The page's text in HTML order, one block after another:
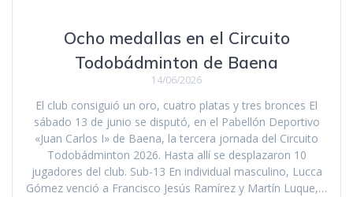
Ocho medallas en el Circuito
Todobádminton de Baena
14/06/2026
El club consiguió un oro, cuatro platas y tres bronces El
sábado 13 de junio se disputó, en el Pabellón Deportivo
«Juan Carlos I» de Baena, la tercera jornada del Circuito
Todobádminton 2026. Hasta allí se desplazaron 10
jugadores del club. Sub-13 En individual masculino, Lucca
Gómez venció a Francisco Jesús Ramírez y Martín Luque,…